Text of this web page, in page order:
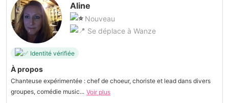
Aline
Nouveau
Se déplace à Wanze
Identité vérifiée
À propos
Chanteuse expérimentée : chef de choeur, choriste et lead dans divers
groupes, comédie music... Voir plus